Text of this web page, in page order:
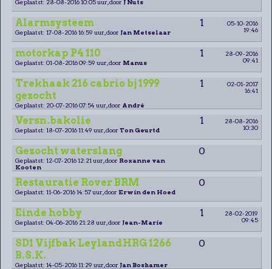
Geplaatst: 28-08-2016 10:05 uur, door J Nuts
Alarmsysteem 1
05-10-2016
19:46
Geplaatst: 17-08-2016 16:59 uur, door Jan Metselaar
motorkap P4 110 1
28-09-2016
09:41
Geplaatst: 01-08-2016 09:59 uur, door Manus
Trekhaak 216 cabrio bj 1999
gezocht
1
02-01-2017
16:41
Geplaatst: 20-07-2016 07:54 uur, door André
Versn.bakolie 1
28-08-2016
10:30
Geplaatst: 18-07-2016 11:49 uur, door Ton Geurtd
Gezocht waterslang 0
Geplaatst: 12-07-2016 12:21 uur, door Roxanne van
Kooten
Restauratie Rover BRM 0
Geplaatst: 11-06-2016 14:57 uur, door Erwin den Hoed
Einde hobby 1
28-02-2019
09:45
Geplaatst: 04-06-2016 21:28 uur, door Jean-Marie
SD1 Vijfbak LeylandHRG 1266
B.S.K.
0
Geplaatst: 14-05-2016 11:29 uur, door Jan Boshamer